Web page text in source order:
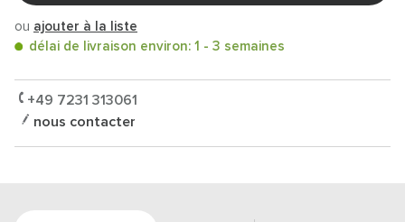
ou ajouter à la liste
délai de livraison environ: 1 - 3 semaines
+49 7231 313061
nous contacter